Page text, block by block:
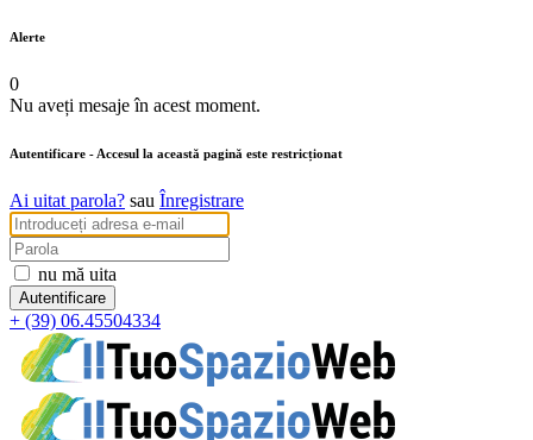
Alerte
0
Nu aveți mesaje în acest moment.
Autentificare - Accesul la această pagină este restricționat
Ai uitat parola? sau Înregistrare
nu mă uita
+ (39) 06.45504334